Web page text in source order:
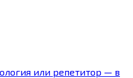
или репетитор — в